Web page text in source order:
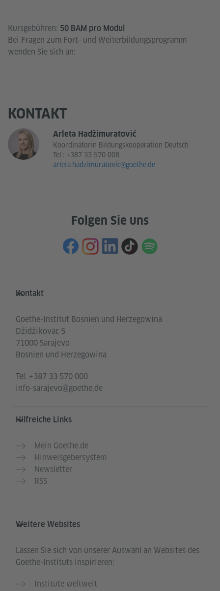
Kursgebühren: 50 BAM pro Modul
Bei Fragen zum Fort- und Weiterbildungsprogramm
wenden Sie sich an:
KONTAKT
Arleta Hadžimuratović
Koordinatorin Bildungskooperation Deutsch
Tel.: +387 33 570 008
arleta.hadzimuratovic@goethe.de
Folgen Sie uns
Service- und Informationsbereich
Kontakt
Goethe-Institut Bosnien und Herzegowina
Džidžikovac 5
71000 Sarajevo
Bosnien und Herzegowina
Tel. +387 33 570 000
info-sarajevo@goethe.de
Hilfreiche Links
Mein Goethe.de
Hinweisgebersystem
Newsletter
RSS
Weitere Websites
Lassen Sie sich von unserer Auswahl an Websites des
Goethe-Instituts inspirieren:
Institute weltweit